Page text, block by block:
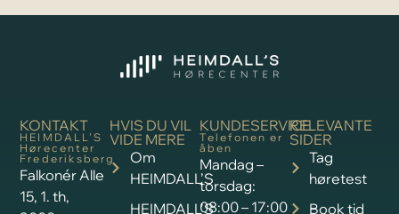
KONTAKT
HEIMDALL’S
Hørecenter
Frederiksberg
Falkonér Alle
15, 1. th,
RELEVANTE
SIDER
Tag
høretest
Book tid
HVIS DU VIL
VIDE MERE
Om
HEIMDALL’S
HEIMDALL’S
KUNDESERVICE
Telefonen er
åben
Mandag –
torsdag:
08:00 – 17:00